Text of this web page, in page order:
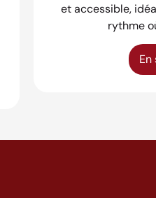
et accessible,
rythme